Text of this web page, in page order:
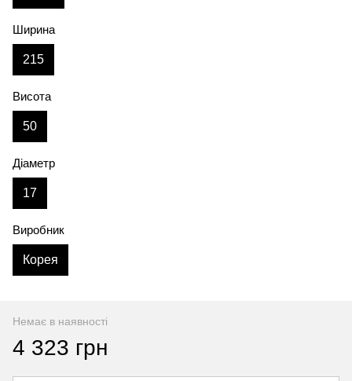
Ширина
215
Висота
50
Діаметр
17
Виробник
Корея
Немає в наявності
4 323 грн